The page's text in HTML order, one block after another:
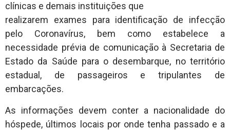
clínicas e demais instituições que
realizarem exames para identificação de infecção
pelo Coronavírus, bem como estabelece a
necessidade prévia de comunicação à Secretaria de
Estado da Saúde para o desembarque, no território
estadual, de passageiros e tripulantes de
embarcações.
As informações devem conter a nacionalidade do
hóspede, últimos locais por onde tenha passado e a